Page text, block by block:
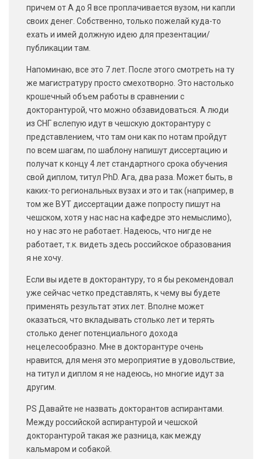
причем от А до Я все проплачивается вузом, ни капли
своих денег. Собственно, только пожелай куда-то
ехать и имей должную идею для презентации/
публикации там.
Напоминаю, все это 7 лет. После этого смотреть на ту
же магистратуру просто смехотворно. Это настолько
крошечный объем работы в сравнении с
докторантурой, что можно обзавидоваться. А люди
из СНГ вслепую идут в чешскую докторантуру с
представлением, что там они как по нотам пройдут
по всем шагам, по шаблону напишут диссертацию и
получат к концу 4 лет стандартного срока обучения
свой диплом, титул PhD. Ага, два раза. Может быть, в
каких-то региональных вузах и это и так (например, в
том же ВУТ диссертации даже попросту пишут на
чешском, хотя у нас нас на кафедре это немыслимо),
но у нас это не работает. Надеюсь, что нигде не
работает, т.к. видеть здесь российское образования
я не хочу.
Если вы идете в докторантуру, то я бы рекомендовал
уже сейчас четко представлять, к чему вы будете
применять результат этих лет. Вполне может
оказаться, что вкладывать столько лет и терять
столько денег потенциального дохода
нецелесообразно. Мне в докторантуре очень
нравится, для меня это мероприятие в удовольствие,
на титул и диплом я не надеюсь, но многие идут за
другим.
PS Давайте не назвать докторантов аспирантами.
Между российской аспирантурой и чешской
докторантурой такая же разница, как между
кальмаром и собакой.